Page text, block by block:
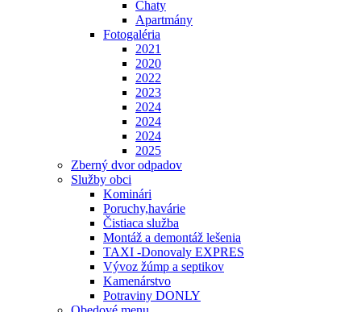
Chaty
Apartmány
Fotogaléria
2021
2020
2022
2023
2024
2024
2024
2025
Zberný dvor odpadov
Služby obci
Kominári
Poruchy,havárie
Čistiaca služba
Montáž a demontáž lešenia
TAXI -Donovaly EXPRES
Vývoz žúmp a septikov
Kamenárstvo
Potraviny DONLY